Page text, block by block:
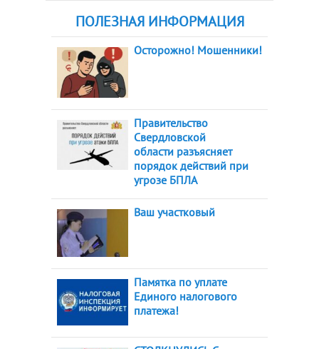
ПОЛЕЗНАЯ ИНФОРМАЦИЯ
Осторожно! Мошенники!
Правительство
Свердловской
области разъясняет
порядок действий при
угрозе БПЛА
Ваш участковый
Памятка по уплате
Единого налогового
платежа!